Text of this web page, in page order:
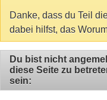
Danke, dass du Teil
dabei hilfst, das
Du bist nicht
diese Seite zu
sein: